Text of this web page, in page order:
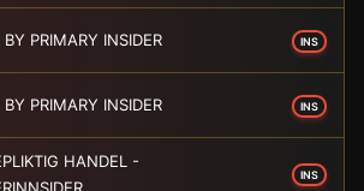
BY PRIMARY INSIDER INS
BY PRIMARY INSIDER INS
HANDEL -
INS